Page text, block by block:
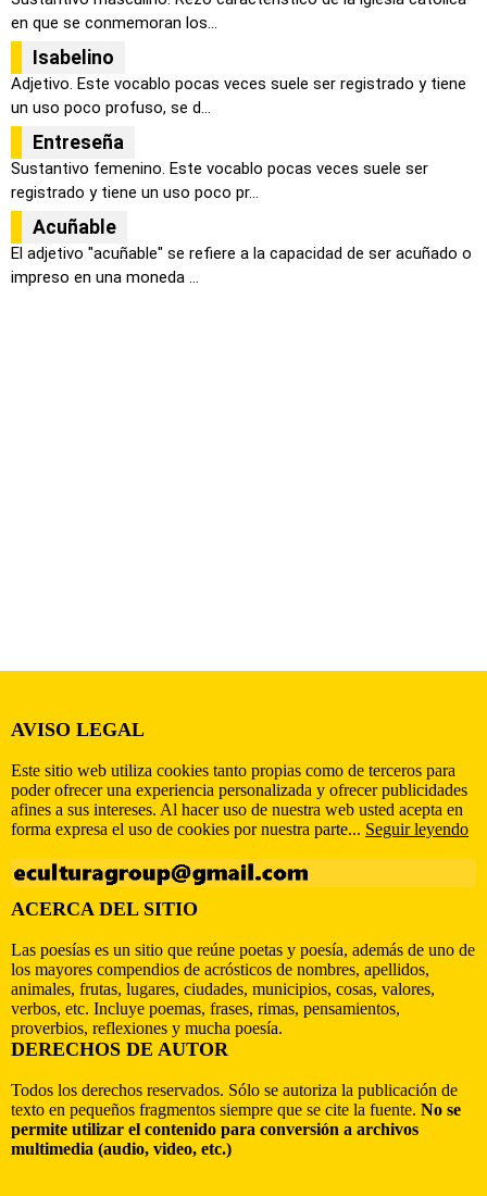
en que se conmemoran los...
Isabelino
Adjetivo. Este vocablo pocas veces suele ser registrado y tiene
un uso poco profuso, se d...
Entreseña
Sustantivo femenino. Este vocablo pocas veces suele ser
registrado y tiene un uso poco pr...
Acuñable
El adjetivo "acuñable" se refiere a la capacidad de ser acuñado o
impreso en una moneda ...
AVISO LEGAL
Este sitio web utiliza cookies tanto propias como de terceros para
poder ofrecer una experiencia personalizada y ofrecer publicidades
afines a sus intereses. Al hacer uso de nuestra web usted acepta en
forma expresa el uso de cookies por nuestra parte... Seguir leyendo
ACERCA DEL SITIO
Las poesías es un sitio que reúne poetas y poesía, además de uno de
los mayores compendios de acrósticos de nombres, apellidos,
animales, frutas, lugares, ciudades, municipios, cosas, valores,
verbos, etc. Incluye poemas, frases, rimas, pensamientos,
proverbios, reflexiones y mucha poesía.
DERECHOS DE AUTOR
Todos los derechos reservados. Sólo se autoriza la publicación de
texto en pequeños fragmentos siempre que se cite la fuente. No se
permite utilizar el contenido para conversión a archivos
multimedia (audio, video, etc.)